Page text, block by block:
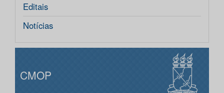
Editais
Notícias
CMOP